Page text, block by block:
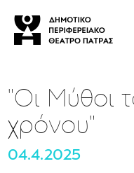
"Οι Μύθοι
χρόνου"
04.4.2025